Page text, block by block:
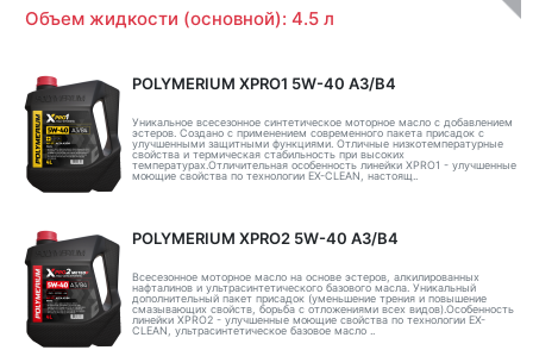
Объем жидкости (основной): 4.5 л
POLYMERIUM XPRO1 5W-40 A3/B4
Уникальное всесезонное синтетическое моторное масло с добавлением
эстеров. Создано с применением современного пакета присадок с
улучшенными защитными функциями. Отличные низкотемпературные
свойства и термическая стабильность при высоких
температурах.Отличительная особенность линейки XPRO1 - улучшенные
моющие свойства по технологии EX-CLEAN, настоящ..
POLYMERIUM XPRO2 5W-40 A3/B4
Всесезонное моторное масло на основе эстеров, алкилированных
нафталинов и ультрасинтетического базового масла. Уникальный
дополнительный пакет присадок (уменьшение трения и повышение
смазывающих свойств, борьба с отложениями всех видов).Особенность
линейки XPRO2 - улучшенные моющие свойства по технологии EX-
CLEAN, ультрасинтетическое базовое масло ..